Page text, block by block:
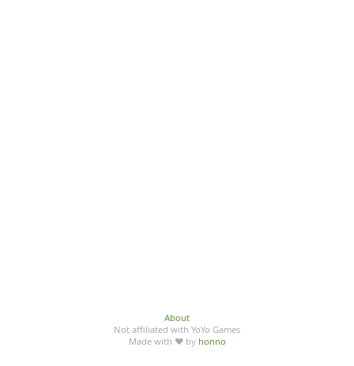
About
Not affiliated with YoYo Games
Made with ♥ by honno